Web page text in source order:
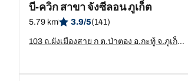
บี-ควิก สาขา จังซีลอน ภูเก็ต
5.79 km 3.9/5(141)
103 ถ.ผังเมืองสาย ก ต.ป่าตอง อ.กะทู้ จ.ภูเก็ต, ภูเก็ต - 83150